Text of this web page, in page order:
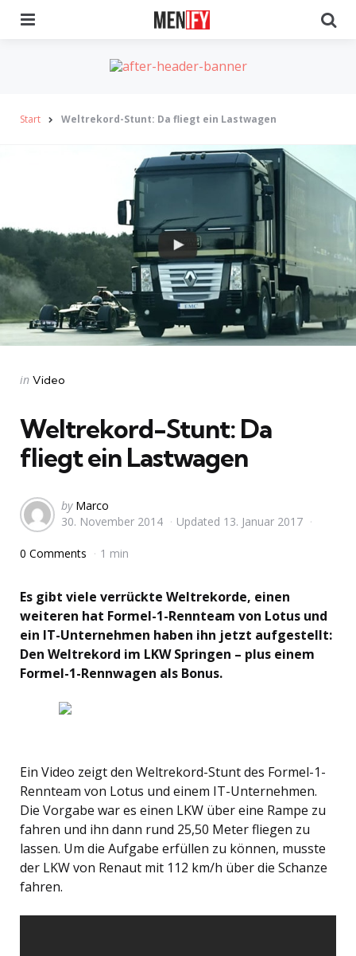
Start Weltrekord-Stunt: Da fliegt ein Lastwagen
Categories
Posted
in Video
Weltrekord-Stunt: Da
fliegt ein Lastwagen
Posted
by
by Marco
30. November 2014
Updated 13. Januar 2017
0 Comments 1 min
Es gibt viele verrückte Weltrekorde, einen
weiteren hat Formel-1-Rennteam von Lotus und
ein IT-Unternehmen haben ihn jetzt aufgestellt:
Den Weltrekord im LKW Springen – plus einem
Formel-1-Rennwagen als Bonus.
Ein Video zeigt den Weltrekord-Stunt des Formel-1-
Rennteam von Lotus und einem IT-Unternehmen.
Die Vorgabe war es einen LKW über eine Rampe zu
fahren und ihn dann rund 25,50 Meter fliegen zu
lassen. Um die Aufgabe erfüllen zu können, musste
der LKW von Renaut mit 112 km/h über die Schanze
fahren.